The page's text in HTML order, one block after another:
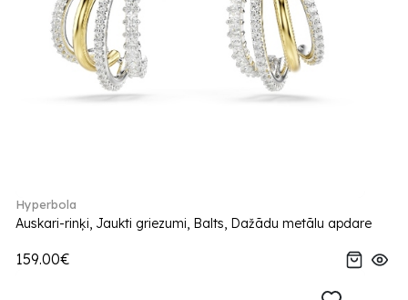
Hyperbola
Auskari-rinķi, Jaukti griezumi, Balts, Dažādu metālu apdare
159.00€